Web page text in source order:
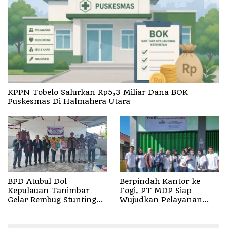
KPPN Tobelo Salurkan Rp5,3 Miliar Dana BOK
Puskesmas Di Halmahera Utara
BPD Atubul Dol
Kepulauan Tanimbar
Gelar Rembug Stunting
Berpindah Kantor ke
Fogi, PT MDP Siap
Wujudkan Pelayanan